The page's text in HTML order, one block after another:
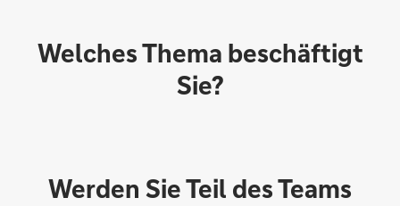
Welches Thema beschäftigt
Sie?
Werden Sie Teil des Teams